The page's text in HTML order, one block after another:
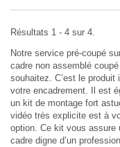
Résultats 1 - 4 sur 4.
Notre service pré-coupé
cadre non assemblé
souhaitez. C’est le
votre encadrement. Il est
un kit de montage fort
vidéo très explicite est à
option. Ce kit vous assure
cadre digne d’un